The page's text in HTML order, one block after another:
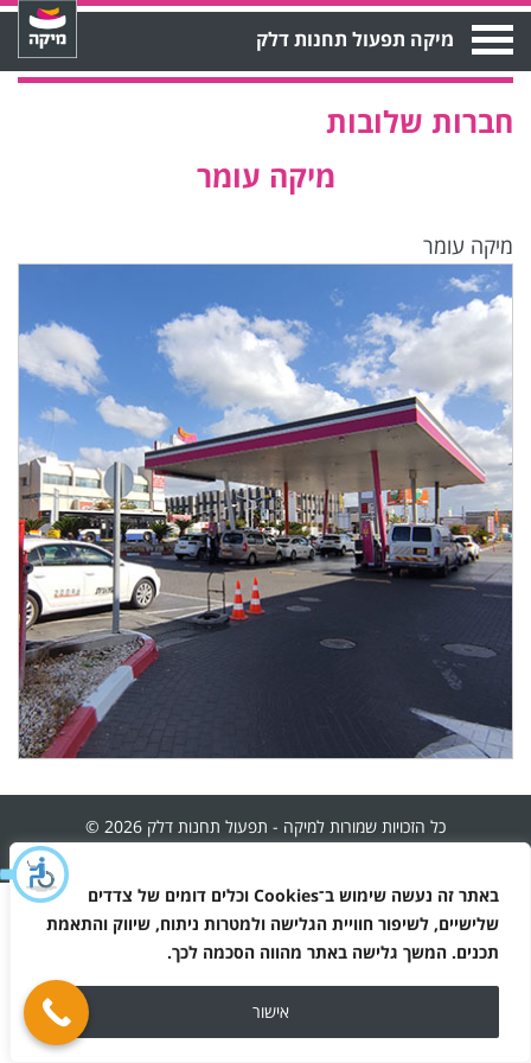
באתר זה נעשה שימוש ב־Cookies וכלים דומים של צדדים
שלישיים, לשיפור חוויית הגלישה ולמטרות ניתוח, שיווק והתאמת
תכנים. המשך גלישה באתר מהווה הסכמה לכך.
אישור
Open
Menu מיקה תפעול תחנות דלק
חברות שלובות
מיקה עומר
מיקה עומר
כל הזכויות שמורות למיקה - תפעול תחנות דלק 2026 ©
מפת האתר
מדיניות הפרטיות